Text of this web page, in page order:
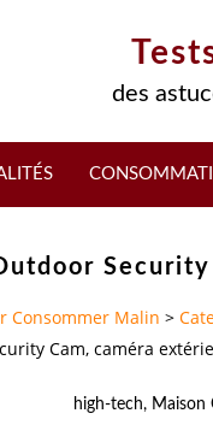
des
Consommer Malin >
Cam, caméra
high-tech, Maison